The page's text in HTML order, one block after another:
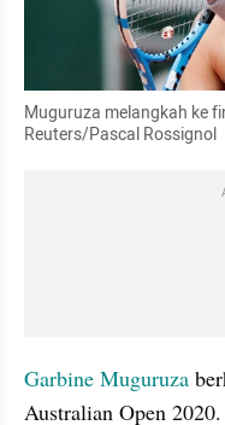
Muguruza melangkah ke
Reuters/Pascal Rossignol
Garbine Muguruza
Australian Open